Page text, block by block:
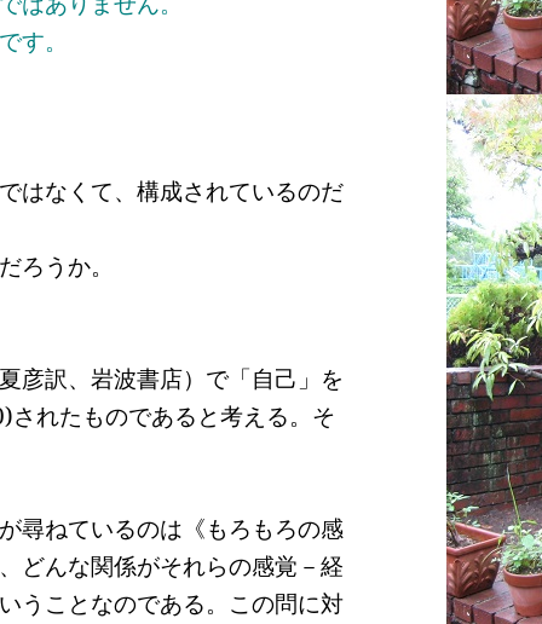
す。
はなくて、構成されているのだ
ろうか。
彦訳、岩波書店）で「自己」を
されたものであると考える。そ
尋ねているのは《もろもろの感
どんな関係がそれらの感覚－経
うことなのである。この問に対